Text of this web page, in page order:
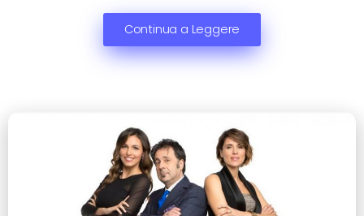
Continua a Leggere